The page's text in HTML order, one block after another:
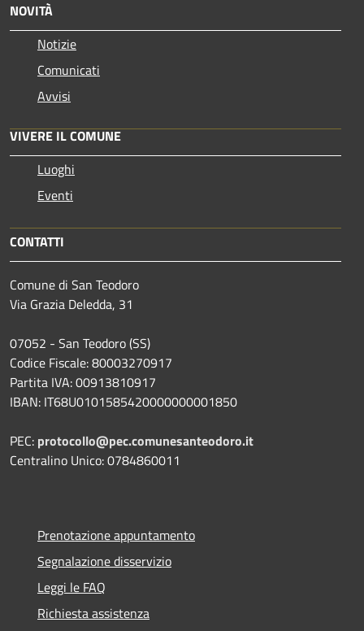
NOVITÀ
Notizie
Comunicati
Avvisi
VIVERE IL COMUNE
Luoghi
Eventi
CONTATTI
Comune di San Teodoro
Via Grazia Deledda, 31
07052 - San Teodoro (SS)
Codice Fiscale: 80003270917
Partita IVA: 00913810917
IBAN: IT68U0101585420000000001850
PEC: protocollo@pec.comunesanteodoro.it
Centralino Unico: 0784860011
Prenotazione appuntamento
Segnalazione disservizio
Leggi le FAQ
Richiesta assistenza